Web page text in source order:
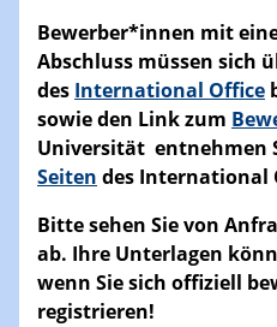
Bewerber*innen mit
Abschluss müssen sich
des International Office
sowie den Link zum
Universität entnehmen
Seiten des International
Bitte sehen Sie von
ab. Ihre Unterlagen
wenn Sie sich offiziell
registrieren!